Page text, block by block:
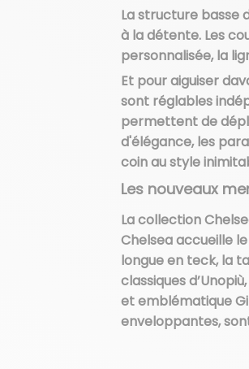
La structure basse
à la détente. Les
personnalisée, la
Et pour aiguiser
sont réglables
permettent de
d'élégance, les
coin au style
Les nouveaux
La collection
Chelsea accueille
longue en teck, la
classiques
et emblématique
enveloppantes,